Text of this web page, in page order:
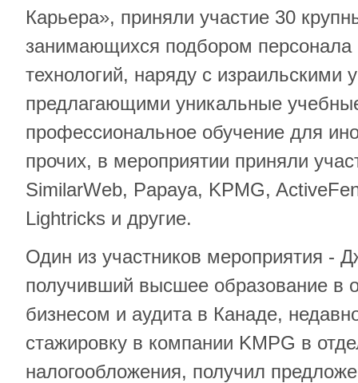
Карьера», приняли участие 30
занимающихся подбором
технологий, наряду с израильскими
предлагающими уникальные
профессиональное обучение для
прочих, в мероприятии приняли
SimilarWeb, Papaya, KPMG,
Lightricks и другие.
Один из участников мероприятия -
получивший высшее образование в
бизнесом и аудита в Канаде,
стажировку в компании KMPG в
налогообложения, получил